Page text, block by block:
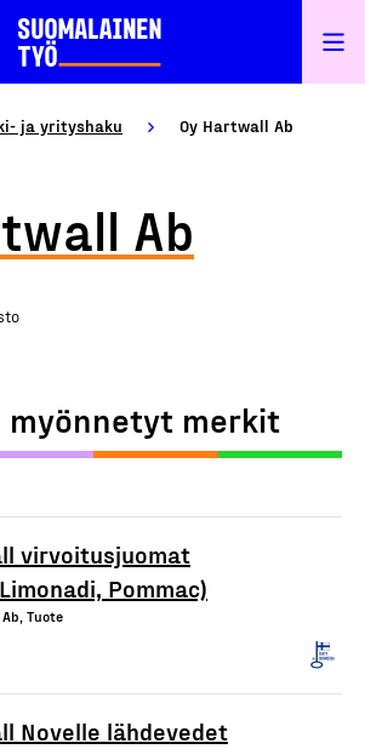
ja yrityshaku Oy Hartwall Ab
Ab
myönnetyt merkit
virvoitusjuomat
Pommac)
Tuote
Novelle lähdevedet